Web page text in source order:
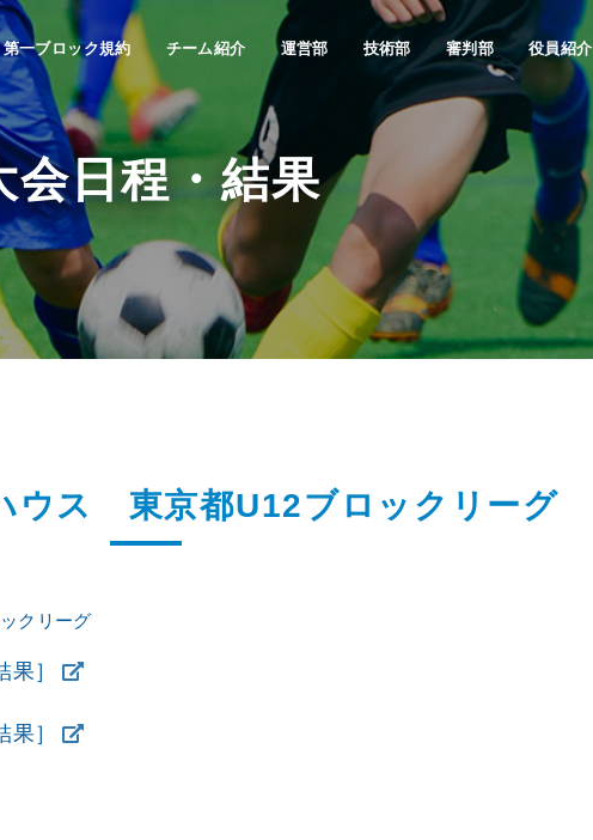
第一ブロック規約 チーム紹介 運営部 技術部 審判部 役員紹介
会日程・結果
ウス 東京都U12ブロックリーグ
クリーグ
］
］